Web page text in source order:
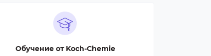
Обучение от Koch-Chemie